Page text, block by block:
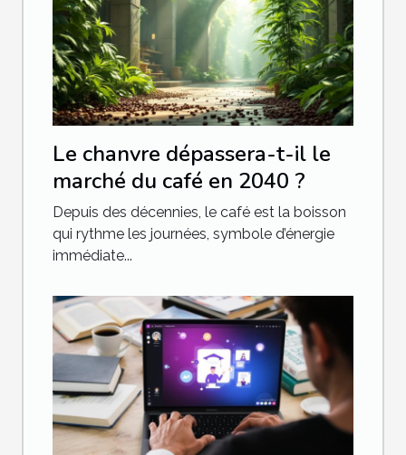
Le chanvre dépassera-t-il le
marché du café en 2040 ?
Depuis des décennies, le café est la boisson
qui rythme les journées, symbole d’énergie
immédiate...